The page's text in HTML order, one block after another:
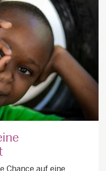
Chance auf eine